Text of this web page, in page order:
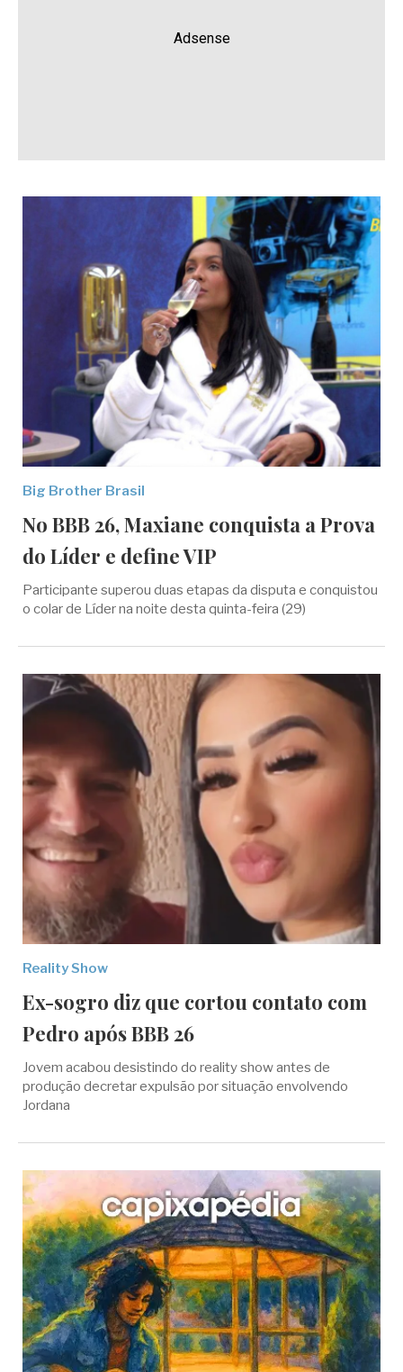
Adsense
Big Brother Brasil
No BBB 26, Maxiane conquista a Prova
do Líder e define VIP
Participante superou duas etapas da disputa e conquistou
o colar de Líder na noite desta quinta-feira (29)
Reality Show
Ex-sogro diz que cortou contato com
Pedro após BBB 26
Jovem acabou desistindo do reality show antes de
produção decretar expulsão por situação envolvendo
Jordana